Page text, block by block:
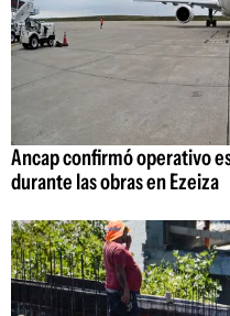
Ancap confirmó operativo
durante las obras en Ezeiza